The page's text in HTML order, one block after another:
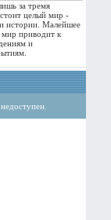
за тремя
стоит целый мир -
истории. Малейшее
приводит к
и